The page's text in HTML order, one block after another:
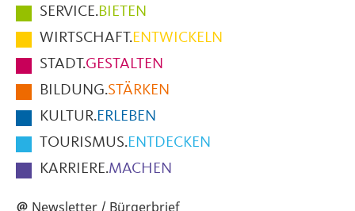
Hauptmenüpunkte
im
Fußbereich
der
Seite
SERVICE.BIETEN
WIRTSCHAFT.ENTWICKELN
STADT.GESTALTEN
BILDUNG.STÄRKEN
KULTUR.ERLEBEN
TOURISMUS.ENTDECKEN
KARRIERE.MACHEN
Newsletter / Bürgerbrief